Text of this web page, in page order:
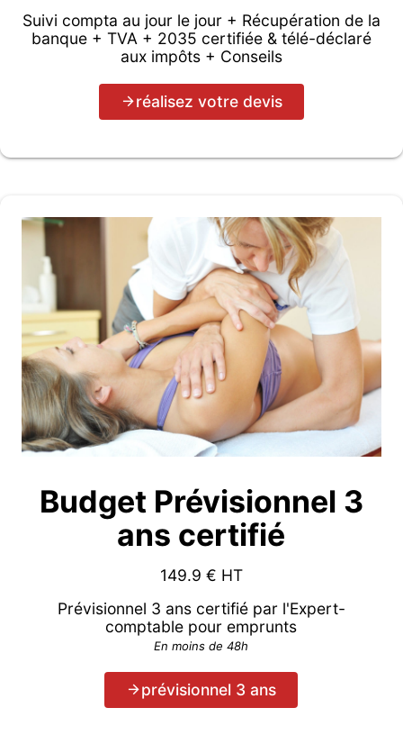
Suivi compta au jour le jour + Récupération de la
banque + TVA + 2035 certifiée & télé-déclaré
aux impôts + Conseils
réalisez votre devis
Budget Prévisionnel 3
ans certifié
149.9 € HT
Prévisionnel 3 ans certifié par l'Expert-
comptable pour emprunts
En moins de 48h
prévisionnel 3 ans